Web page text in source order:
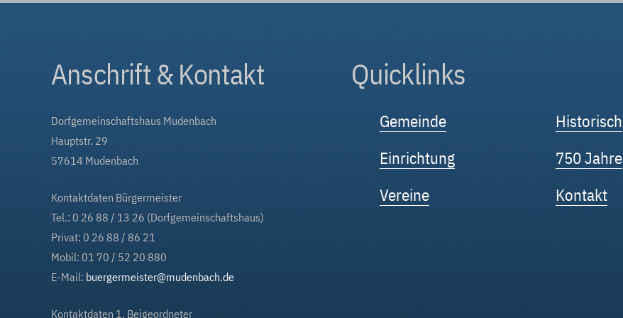
Anschrift & Kontakt
Dorfgemeinschaftshaus Mudenbach
Hauptstr. 29
57614 Mudenbach
Kontaktdaten Bürgermeister
Tel.: 0 26 88 / 13 26 (Dorfgemeinschaftshaus)
Privat: 0 26 88 / 86 21
Mobil: 01 70 / 52 20 880
E-Mail: buergermeister@mudenbach.de
Kontaktdaten 1. Beigeordneter
Quicklinks
Gemeinde
Einrichtung
Vereine
Historisch
750 Jahre
Kontakt